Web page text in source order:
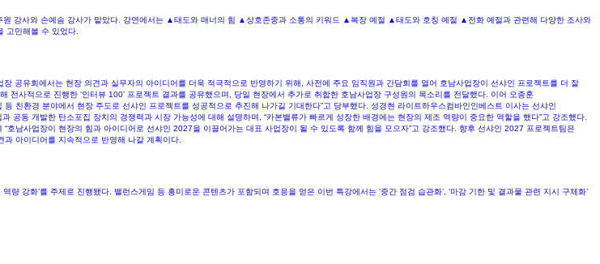
원 강사와 손예솜 강사가 맡았다. 강연에서는 ▲태도와 매너의 힘 ▲상호존중과 소통의 키워드 ▲복장 예절 ▲태도와 호칭 예절 ▲전화 예절과 관련해 다양한 조사와
고민해볼 수 있었다.
공유회에서는 현장 의견과 실무자의 아이디어를 더욱 적극적으로 반영하기 위해, 사전에 주요 임직원과 간담회를 열어 호남사업장이 선샤인 프로젝트를 더 잘
사적으로 진행한 ‘인터뷰 100’ 프로젝트 결과를 공유했으며, 당일 현장에서 추가로 취합한 호남사업장 구성원의 목소리를 전달했다. 이어 오종훈
친환경 분야에서 현장 주도로 선샤인 프로젝트를 성공적으로 추진해 나가길 기대한다”고 당부했다. 성경현 라이트하우스컴바인인베스트 이사는 선샤인
동 개발한 탄소포집 장치의 경쟁력과 시장 가능성에 대해 설명하며, “카본밸류가 빠르게 성장한 배경에는 현장의 제조 역량이 중요한 역할을 했다”고 강조했다.
남사업장이 현장의 힘과 아이디어로 선샤인 2027을 이끌어가는 대표 사업장이 될 수 있도록 함께 힘을 모으자”고 강조했다. 향후 선샤인 2027 프로젝트팀은
아이디어를 지속적으로 반영해 나갈 계획이다.​​
강화’를 주제로 진행됐다. 밸런스게임 등 흥미로운 콘텐츠가 포함되며 호응을 얻은 이번 특강에서는 ‘중간 점검 습관화’, ‘마감 기한 및 결과물 관련 지시 구체화’